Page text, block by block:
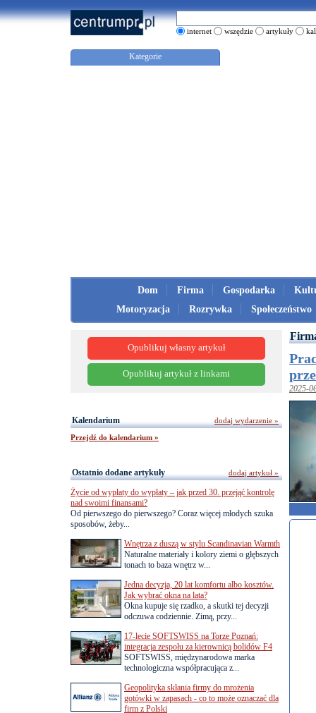
internet wszędzie artykuły
Kategorie
Dom Firma Gospodarka
Motoryzacja
Rozrywka Społeczeństwo
2025-
Opublikuj własny artykuł
Opublikuj artykuł z linkami
Kalendarium
Przejdź do kalendarium »
dodaj wydarzenie »
Ostatnio dodane artykuły
Życie od wypłaty do wypłaty – jak przed 30. przejąć kontrolę
nad swoimi finansami?
Od pierwszego do pierwszego? Coraz więcej młodych szuka
sposobów, żeby...
Wnętrza z duszą w stylu Scandinavian Warmth
Naturalne materiały i kolory ziemi o głębszych
tonach to baza wnętrz w...
Jedna decyzja, 20 lat komfortu albo kosztów.
Jak wybrać okna na lata?
Okna kupuje się rzadko, a skutki tej decyzji
odczuwa codziennie. Zimą, przy...
17-lecie SOFTSWISS na Torze Poznań:
integracja zespołu za kierownicą bolidów F4
SOFTSWISS, międzynarodowa marka
technologiczna współpracująca z...
Geopolityka skłania firmy do mrożenia
gotówki w zapasach - co to może oznaczać dla
firm z Polski
dodaj artykuł »